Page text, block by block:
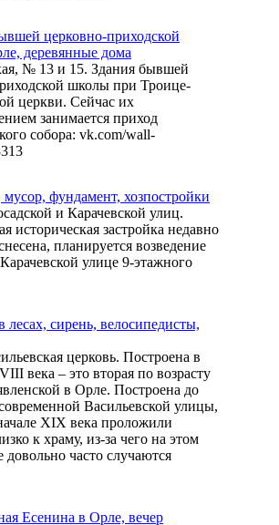
№ 13 и 15. Здания бывшей
школы при Троице-
церкви. Сейчас их
занимается приход
собора: vk.com/wall-
и Карачевской улиц.
историческая застройка недавно
планируется возведение
улице 9-этажного
церковь. Построена в
века – это вторая по возрасту
в Орле. Построена до
Васильевской улицы,
XIX века проложили
к храму, из-за чего на этом
довольно часто случаются